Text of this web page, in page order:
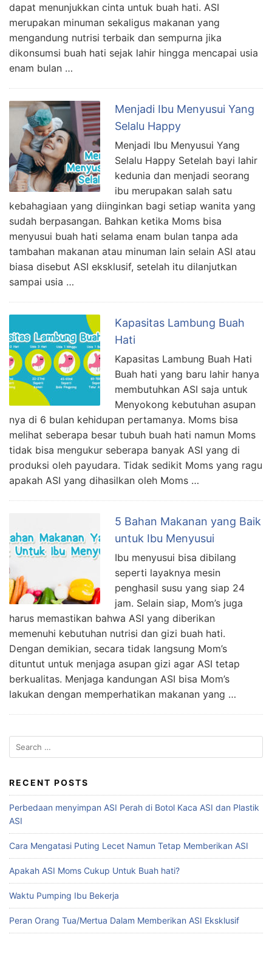
dapat menunjukkan cinta untuk buah hati. ASI
merupakan minuman sekaligus makanan yang
mengandung nutrisi terbaik dan sempurna jika
dikonsumsi buah hati sejak lahir hingga mencapai usia
enam bulan …
Menjadi Ibu Menyusui Yang
Selalu Happy
Menjadi Ibu Menyusui Yang
Selalu Happy Setelah bayi lahir
kedunia dan menjadi seorang
ibu merupakan salah satu
kebahagiaan yang diinginkan bagi setiap wanita yang
sudah berpasangan. Bahkan ketika Moms bisa
menyusui buah hati selama enam bulan tanpa ada
tambahan makanan atau minuman lain selain ASI atau
biasa disebut ASI eksklusif, setelah itu dilanjutkan
sampai usia …
Kapasitas Lambung Buah
Hati
Kapasitas Lambung Buah Hati
Buah hati yang baru lahir hanya
membutuhkan ASI saja untuk
Menyokong kebutuhan asupan
nya di 6 bulan kehidupan pertamanya. Moms bisa
melihat seberapa besar tubuh buah hati namun Moms
tidak bisa mengukur seberapa banyak ASI yang di
produksi oleh payudara. Tidak sedikit Moms yang ragu
apakah ASI yang dihasilkan oleh Moms …
5 Bahan Makanan yang Baik
untuk Ibu Menyusui
Ibu menyusui bisa dibilang
seperti layaknya mesin
penghasil susu yang siap 24
jam. Selain siap, Mom’s juga
harus memastikan bahwa ASI yang diberikan
memenuhi kebutuhan nutrisi dan gizi buah hati.
Dengan demikian, secara tidak langsung Mom’s
dituntut untuk menjaga asupan gizi agar ASI tetap
berkualitas. Menjaga kandungan ASI bisa Mom’s
lakukan dengan memperhatikan makanan yang …
RECENT POSTS
Perbedaan menyimpan ASI Perah di Botol Kaca ASI dan Plastik
ASI
Cara Mengatasi Puting Lecet Namun Tetap Memberikan ASI
Apakah ASI Moms Cukup Untuk Buah hati?
Waktu Pumping Ibu Bekerja
Peran Orang Tua/Mertua Dalam Memberikan ASI Eksklusif